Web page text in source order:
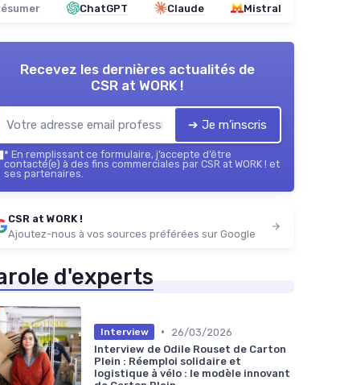
ChatGPT Claude Mistral
Recevez les dernières actualités de
CSR at WORK !
➔ Je m'inscris
* En remplissant ce formulaire, j’accepte d’être
contacté(e) à des fins commerciales par CSR at WORK ! et
ses partenaires.
CSR at WORK !
Ajoutez-nous à vos sources préférées sur Google
d'experts
Interview •
26/03/2026
Interview de Odile Rouset de Carton
Plein : Réemploi solidaire et
logistique à vélo : le modèle innovant